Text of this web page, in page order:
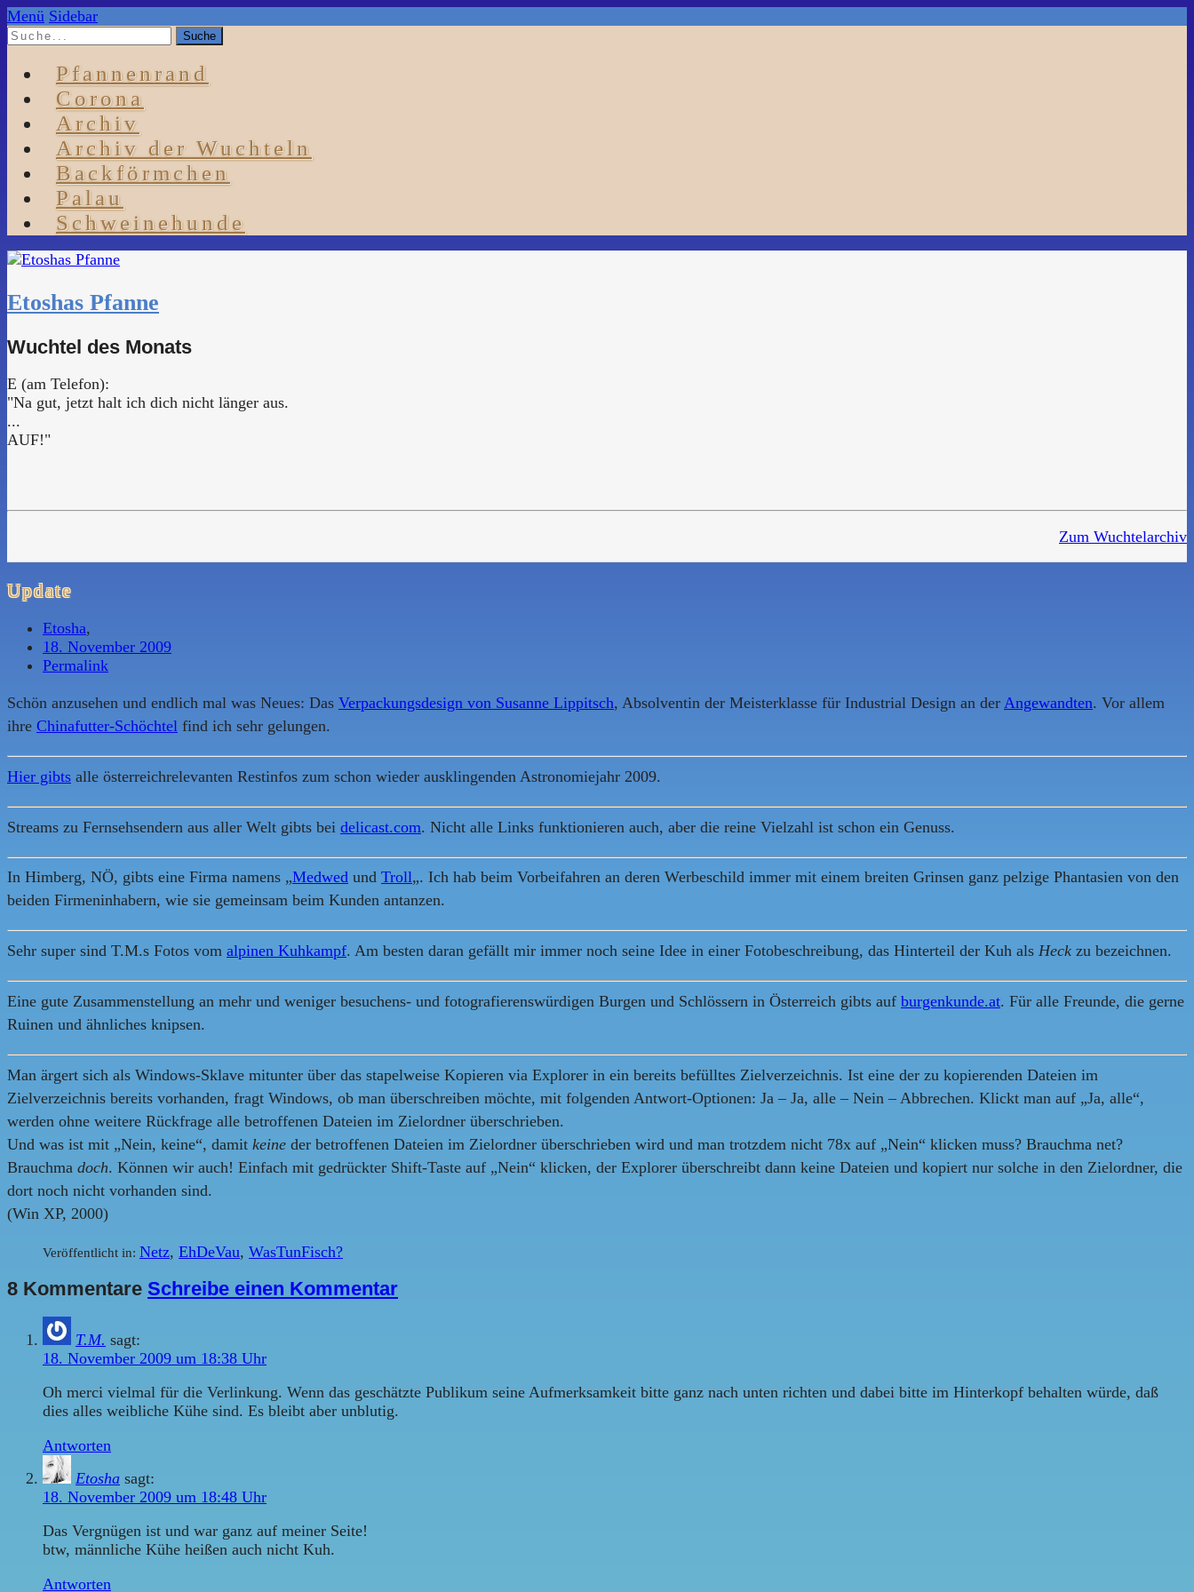
Menü Sidebar
Pfannenrand
Corona
Archiv
Archiv der Wuchteln
Backförmchen
Palau
Schweinehunde
Etoshas Pfanne
Wuchtel des Monats
E (am Telefon):
"Na gut, jetzt halt ich dich nicht länger aus.
...
AUF!"
Zum Wuchtelarchiv
Update
Etosha,
18. November 2009
Permalink
Schön anzusehen und endlich mal was Neues: Das Verpackungsdesign von Susanne Lippitsch, Absolventin der Meisterklasse für Industrial Design an der Angewandten. Vor allem
ihre Chinafutter-Schöchtel find ich sehr gelungen.
Hier gibts alle österreichrelevanten Restinfos zum schon wieder ausklingenden Astronomiejahr 2009.
Streams zu Fernsehsendern aus aller Welt gibts bei delicast.com. Nicht alle Links funktionieren auch, aber die reine Vielzahl ist schon ein Genuss.
In Himberg, NÖ, gibts eine Firma namens „Medwed und Troll„. Ich hab beim Vorbeifahren an deren Werbeschild immer mit einem breiten Grinsen ganz pelzige Phantasien von den
beiden Firmeninhabern, wie sie gemeinsam beim Kunden antanzen.
Sehr super sind T.M.s Fotos vom alpinen Kuhkampf. Am besten daran gefällt mir immer noch seine Idee in einer Fotobeschreibung, das Hinterteil der Kuh als Heck zu bezeichnen.
Eine gute Zusammenstellung an mehr und weniger besuchens- und fotografierenswürdigen Burgen und Schlössern in Österreich gibts auf burgenkunde.at. Für alle Freunde, die gerne
Ruinen und ähnliches knipsen.
Man ärgert sich als Windows-Sklave mitunter über das stapelweise Kopieren via Explorer in ein bereits befülltes Zielverzeichnis. Ist eine der zu kopierenden Dateien im
Zielverzeichnis bereits vorhanden, fragt Windows, ob man überschreiben möchte, mit folgenden Antwort-Optionen: Ja – Ja, alle – Nein – Abbrechen. Klickt man auf „Ja, alle“,
werden ohne weitere Rückfrage alle betroffenen Dateien im Zielordner überschrieben.
Und was ist mit „Nein, keine“, damit keine der betroffenen Dateien im Zielordner überschrieben wird und man trotzdem nicht 78x auf „Nein“ klicken muss? Brauchma net?
Brauchma doch. Können wir auch! Einfach mit gedrückter Shift-Taste auf „Nein“ klicken, der Explorer überschreibt dann keine Dateien und kopiert nur solche in den Zielordner, die
dort noch nicht vorhanden sind.
(Win XP, 2000)
Veröffentlicht in: Netz, EhDeVau, WasTunFisch?
8 Kommentare Schreibe einen Kommentar
T.M. sagt:
18. November 2009 um 18:38 Uhr
Oh merci vielmal für die Verlinkung. Wenn das geschätzte Publikum seine Aufmerksamkeit bitte ganz nach unten richten und dabei bitte im Hinterkopf behalten würde, daß
dies alles weibliche Kühe sind. Es bleibt aber unblutig.
Antworten
Etosha sagt:
18. November 2009 um 18:48 Uhr
Das Vergnügen ist und war ganz auf meiner Seite!
btw, männliche Kühe heißen auch nicht Kuh.
Antworten